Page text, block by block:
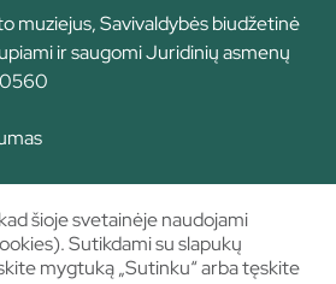
muziejus, Savivaldybės biudžetinė
ir saugomi Juridinių asmenų
šioje svetainėje naudojami
Sutikdami su slapukų
mygtuką „Sutinku“ arba tęskite